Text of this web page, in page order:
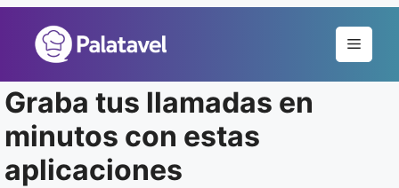
conteúdo
Menu
Graba tus llamadas en
minutos con estas
aplicaciones